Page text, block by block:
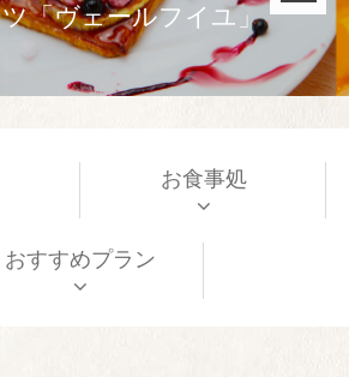
「ヴェールフイユ」
お食事処
おすすめプラン
鉄板焼「銀明翠」
アン「フェニーチェ」
翠」 鉄板焼「銀明翠」
アン「フェニーチェ」